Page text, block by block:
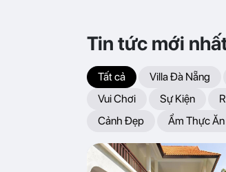
Tin tức mới
Tất cả Villa Đà Nẵng
Vui Chơi
Sự Kiện
Cảnh Đẹp
Ẩm Thực